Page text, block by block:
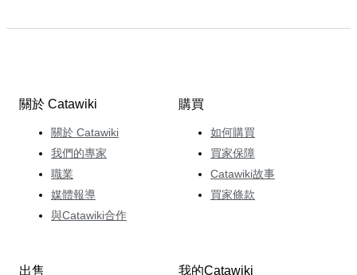
關於 Catawiki
關於 Catawiki
我們的專家
職業
媒體報導
與Catawiki合作
購買
如何購買
買家保障
Catawiki故事
買家條款
出售 我的Catawiki